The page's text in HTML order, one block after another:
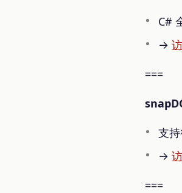
C#
→
===
支
→
===